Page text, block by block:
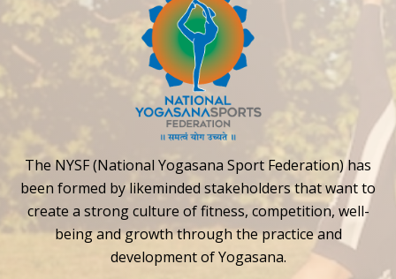
The NYSF (National Yogasana Sport Federation) has
been formed by likeminded stakeholders that want to
create a strong culture of fitness, competition, well-
being and growth through the practice and
development of Yogasana.